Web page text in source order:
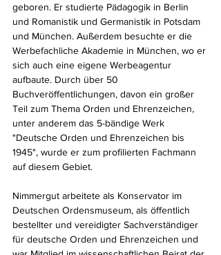
geboren. Er studierte Pädagogik in Berlin
und Romanistik und Germanistik in Potsdam
und München. Außerdem besuchte er die
Werbefachliche Akademie in München, wo er
sich auch eine eigene Werbeagentur
aufbaute. Durch über 50
Buchveröffentlichungen, davon ein großer
Teil zum Thema Orden und Ehrenzeichen,
unter anderem das 5-bändige Werk
"Deutsche Orden und Ehrenzeichen bis
1945", wurde er zum profilierten Fachmann
auf diesem Gebiet.
Nimmergut arbeitete als Konservator im
Deutschen Ordensmuseum, als öffentlich
bestellter und vereidigter Sachverständiger
für deutsche Orden und Ehrenzeichen und